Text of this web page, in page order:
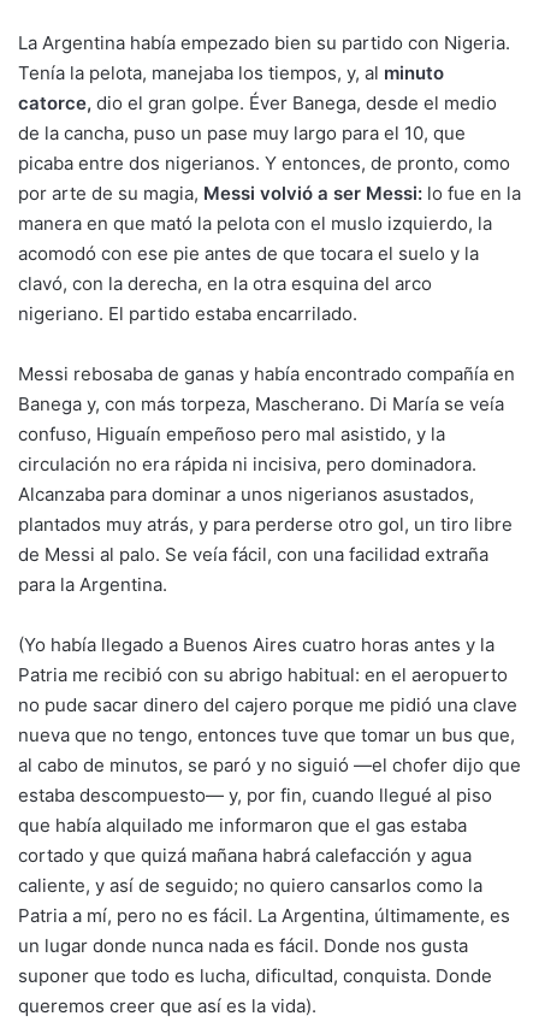
La Argentina había empezado bien su partido con Nigeria.
Tenía la pelota, manejaba los tiempos, y, al minuto
catorce, dio el gran golpe. Éver Banega, desde el medio
de la cancha, puso un pase muy largo para el 10, que
picaba entre dos nigerianos. Y entonces, de pronto, como
por arte de su magia, Messi volvió a ser Messi: lo fue en la
manera en que mató la pelota con el muslo izquierdo, la
acomodó con ese pie antes de que tocara el suelo y la
clavó, con la derecha, en la otra esquina del arco
nigeriano. El partido estaba encarrilado.
Messi rebosaba de ganas y había encontrado compañía en
Banega y, con más torpeza, Mascherano. Di María se veía
confuso, Higuaín empeñoso pero mal asistido, y la
circulación no era rápida ni incisiva, pero dominadora.
Alcanzaba para dominar a unos nigerianos asustados,
plantados muy atrás, y para perderse otro gol, un tiro libre
de Messi al palo. Se veía fácil, con una facilidad extraña
para la Argentina.
(Yo había llegado a Buenos Aires cuatro horas antes y la
Patria me recibió con su abrigo habitual: en el aeropuerto
no pude sacar dinero del cajero porque me pidió una clave
nueva que no tengo, entonces tuve que tomar un bus que,
al cabo de minutos, se paró y no siguió —el chofer dijo que
estaba descompuesto— y, por fin, cuando llegué al piso
que había alquilado me informaron que el gas estaba
cortado y que quizá mañana habrá calefacción y agua
caliente, y así de seguido; no quiero cansarlos como la
Patria a mí, pero no es fácil. La Argentina, últimamente, es
un lugar donde nunca nada es fácil. Donde nos gusta
suponer que todo es lucha, dificultad, conquista. Donde
queremos creer que así es la vida).